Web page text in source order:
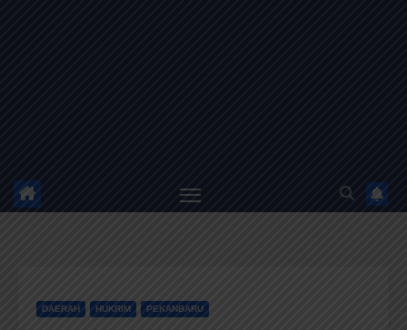
DAERAH HUKRIM PEKANBARU